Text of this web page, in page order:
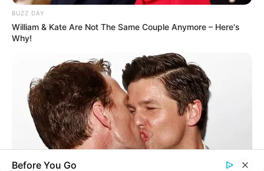
BUZZ DAY
William & Kate Are Not The Same Couple Anymore – Here's
Why!
Before You Go